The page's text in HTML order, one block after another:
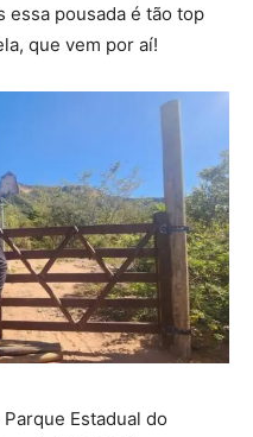
essa pousada é tão top
que vem por aí!
Estadual do